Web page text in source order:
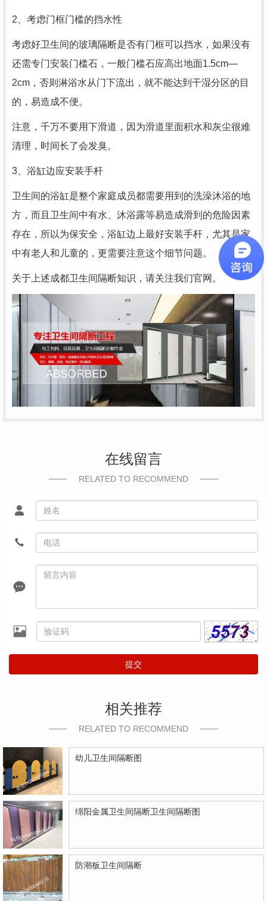
2、考虑门框门槛的挡水性
考虑好卫生间的玻璃隔断是否有门框可以挡水，如果没有
还需专门安装门槛石，一般门槛石应高出地面1.5cm—
2cm，否则淋浴水从门下流出，就不能达到干湿分区的目
的，易造成不便。
注意，千万不要用下滑道，因为滑道里面积水和灰尘很难
清理，时间长了会发臭。
3、浴缸边应安装手杆
卫生间的浴缸是整个家庭成员都需要用到的洗澡沐浴的地
方，而且卫生间中有水、沐浴露等易造成滑到的危险因素
存在，所以为保安全，浴缸边上最好安装手杆，尤其是家
中有老人和儿童的，更需要注意这个细节问题。
关于上述成都卫生间隔断知识，请关注我们官网。
在线留言
RELATED TO RECOMMEND
提交
相关推荐
RELATED TO RECOMMEND
幼儿卫生间隔断图
绵阳金属卫生间隔断卫生间隔断图
防潮板卫生间隔断